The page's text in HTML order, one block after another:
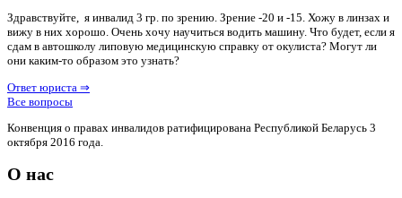
Здравствуйте, я инвалид 3 гр. по зрению. Зрение -20 и -15. Хожу в линзах и
вижу в них хорошо. Очень хочу научиться водить машину. Что будет, если я
сдам в автошколу липовую медицинскую справку от окулиста? Могут ли
они каким-то образом это узнать?
Ответ юриста ⇒
Все вопросы
Конвенция о правах инвалидов ратифицирована Республикой Беларусь 3
октября 2016 года.
О нас